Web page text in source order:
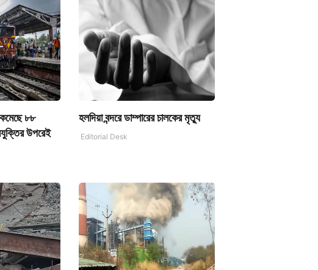
৮৮
উপরেই
হলদিয়া বন্দরে ডাম্পারের চালকের মৃত্যু
Editorial Desk